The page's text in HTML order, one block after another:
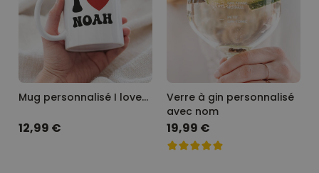
Mug personnalisé I love…
12,99 €
Verre à gin personnalisé
avec nom
19,99 €